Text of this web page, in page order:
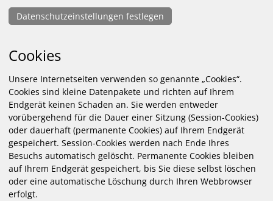
WEBCAM
LOIPEN
VERANSTALTUNGEN
SKIVERLEIH / BIATHLON
Datenschutzeinstellungen festlegen
Cookies
Unsere Internetseiten verwenden so genannte „Cookies“.
Cookies sind kleine Datenpakete und richten auf Ihrem
Endgerät keinen Schaden an. Sie werden entweder
vorübergehend für die Dauer einer Sitzung (Session-Cookies)
oder dauerhaft (permanente Cookies) auf Ihrem Endgerät
gespeichert. Session-Cookies werden nach Ende Ihres
Besuchs automatisch gelöscht. Permanente Cookies bleiben
auf Ihrem Endgerät gespeichert, bis Sie diese selbst löschen
oder eine automatische Löschung durch Ihren Webbrowser
erfolgt.